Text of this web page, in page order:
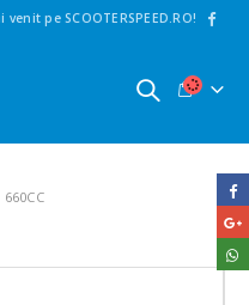
venit pe SCOOTERSPEED.RO!